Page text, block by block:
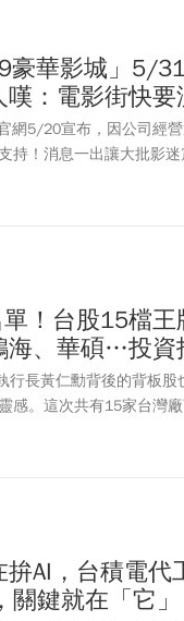
豪華影城」5/
：電影街快要
網5/20宣布，因公司經
持！消息一出讓大批影
」前身是老牌戲院「豪華
！台股15檔
海、華碩…投資
行長黃仁勳背後的背板
感。這次共有15家台灣
！觀察「台灣供應
AI，台積電代
鍵就在「它」